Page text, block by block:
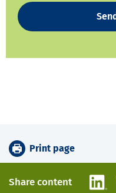
Print page
Share content